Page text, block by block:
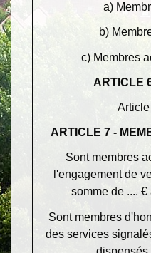
a)
b)
c) Membres
ARTICLE
ARTICLE 7 -
Sont membres
l'engagement de
somme de ....
Sont membres
des services